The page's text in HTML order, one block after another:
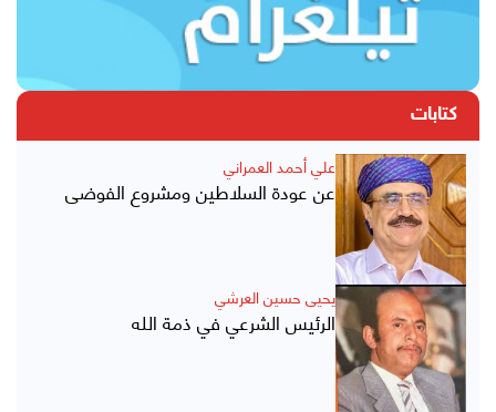
كتابات
علي أحمد العمراني
عن عودة السلاطين ومشروع الفوضى
يحيى حسين العرشي
الرئيس الشرعي في ذمة الله